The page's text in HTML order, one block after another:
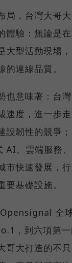
局，台灣大哥
體驗：無論是在
大型活動現場，
的連線品質。
也意味著：台
速度，進一步
設韌性的競爭
AI、雲端服務、
市快速發展，
要基礎設施。
全
，到六項第
哥大打造的不